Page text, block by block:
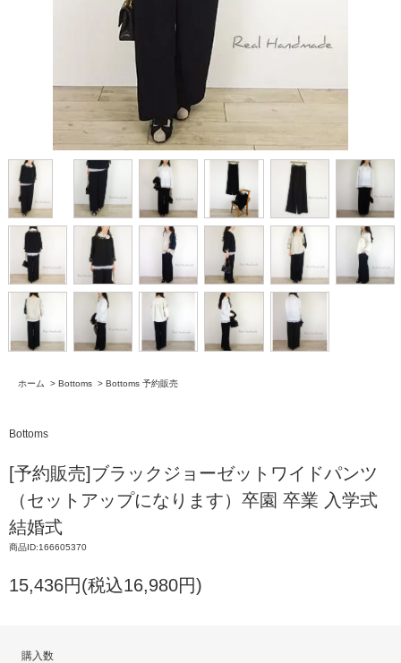
ホーム > Bottoms > Bottoms 予約販売
Bottoms
[予約販売]ブラックジョーゼットワイドパンツ
（セットアップになります）卒園 卒業 入学式
結婚式
商品ID:166605370
15,436円(税込16,980円)
購入数